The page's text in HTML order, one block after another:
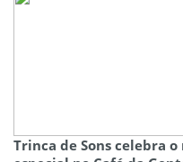
Trinca de Sons celebra o